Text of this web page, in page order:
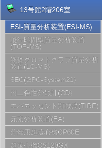
13号館2階206室
ESI-質量分析装置(ESI-MS)
飛行時間型質量分析装置
(TOF-MS)
液体クロマトグラフ質量分析
装置(LC-MS)
SEC(GPC-System21)
円二色性分散計(CD)
エバネッセント顕微鏡(TIRF)
元素分析装置(EA)
分離用超遠心機CP60E
超遠心機CS120GX